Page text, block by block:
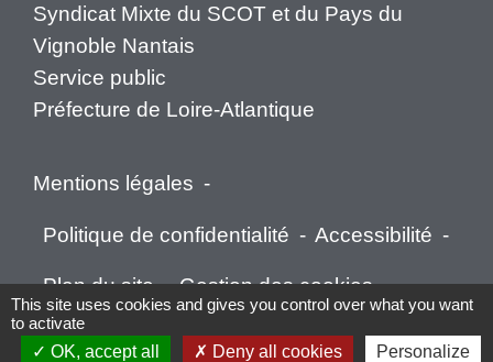
Syndicat Mixte du SCOT et du Pays du
Vignoble Nantais
Service public
Préfecture de Loire-Atlantique
Mentions légales -
Politique de confidentialité - Accessibilité -
Plan du site - Gestion des cookies
This site uses cookies and gives you control over what you want
to activate
OK, accept all
Deny all cookies Personalize